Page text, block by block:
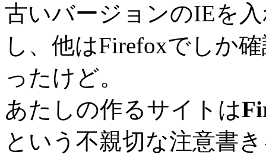
古いバージョンのIEを
し、他はFirefoxでしか
ったけど。
あたしの作るサイトは
という不親切な注意書